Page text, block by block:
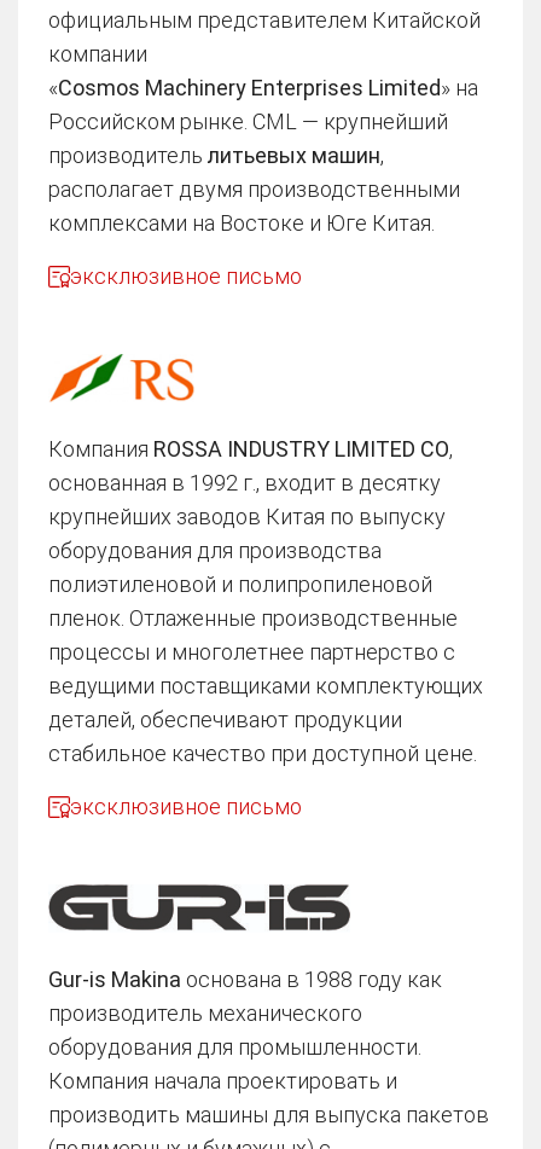
официальным представителем Китайской
компании
«Cosmos Machinery Enterprises Limited» на
Российском рынке. CML — крупнейший
производитель литьевых машин,
располагает двумя производственными
комплексами на Востоке и Юге Китая.
эксклюзивное письмо
Компания ROSSA INDUSTRY LIMITED CO,
основанная в 1992 г., входит в десятку
крупнейших заводов Китая по выпуску
оборудования для производства
полиэтиленовой и полипропиленовой
пленок. Отлаженные производственные
процессы и многолетнее партнерство с
ведущими поставщиками комплектующих
деталей, обеспечивают продукции
стабильное качество при доступной цене.
эксклюзивное письмо
Gur-is Makina основана в 1988 году как
производитель механического
оборудования для промышленности.
Компания начала проектировать и
производить машины для выпуска пакетов